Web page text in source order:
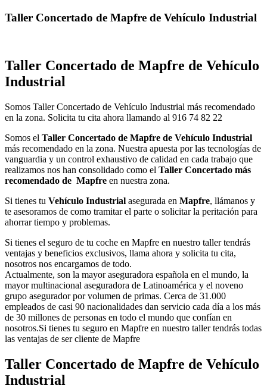
Taller Concertado de Mapfre de Vehículo Industrial
Taller Concertado de Mapfre de Vehículo
Industrial
Somos Taller Concertado de Vehículo Industrial más recomendado
en la zona. Solicita tu cita ahora llamando al 916 74 82 22
Somos el Taller Concertado de Mapfre de Vehículo Industrial
más recomendado en la zona. Nuestra apuesta por las tecnologías de
vanguardia y un control exhaustivo de calidad en cada trabajo que
realizamos nos han consolidado como el Taller Concertado más
recomendado de Mapfre en nuestra zona.
Si tienes tu Vehículo Industrial asegurada en Mapfre, llámanos y
te asesoramos de como tramitar el parte o solicitar la peritación para
ahorrar tiempo y problemas.
Si tienes el seguro de tu coche en Mapfre en nuestro taller tendrás
ventajas y beneficios exclusivos, llama ahora y solicita tu cita,
nosotros nos encargamos de todo.
Actualmente, son la mayor aseguradora española en el mundo, la
mayor multinacional aseguradora de Latinoamérica y el noveno
grupo asegurador por volumen de primas. Cerca de 31.000
empleados de casi 90 nacionalidades dan servicio cada día a los más
de 30 millones de personas en todo el mundo que confían en
nosotros.Si tienes tu seguro en Mapfre en nuestro taller tendrás todas
las ventajas de ser cliente de Mapfre
Taller Concertado de Mapfre de Vehículo
Industrial